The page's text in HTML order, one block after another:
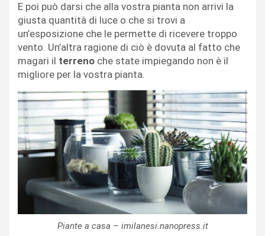
E poi può darsi che alla vostra pianta non arrivi la
giusta quantità di luce o che si trovi a
un’esposizione che le permette di ricevere troppo
vento. Un’altra ragione di ciò è dovuta al fatto che
magari il terreno che state impiegando non è il
migliore per la vostra pianta.
Piante a casa – imilanesi.nanopress.it